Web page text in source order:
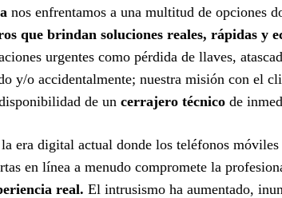
nos enfrentamos a una multitud de opciones
que brindan soluciones reales, rápidas y
urgentes como pérdida de llaves,
y/o accidentalmente; nuestra misión con el
de un cerrajero técnico de
era digital actual donde los teléfonos móviles
en línea a menudo compromete la
real. El intrusismo ha aumentado,